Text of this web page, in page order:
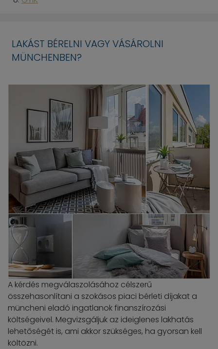
LAKÁST BÉRELNI VAGY VÁSÁROLNI
MÜNCHENBEN?
A kérdés megválaszolásához célszerű
összehasonlítani a szokásos piaci bérleti díjakat a
müncheni eladó ingatlanok finanszírozási
költségeivel. Megvizsgáljuk az ideiglenes lakhatás
lehetőségét is, ami akkor szükséges, ha gyorsan kell
költözni.